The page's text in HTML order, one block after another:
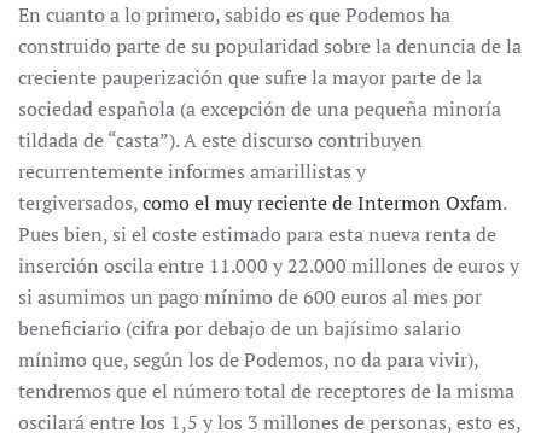
En cuanto a lo primero, sabido es que Podemos ha
construido parte de su popularidad sobre la denuncia de la
creciente pauperización que sufre la mayor parte de la
sociedad española (a excepción de una pequeña minoría
tildada de “casta”). A este discurso contribuyen
recurrentemente informes amarillistas y
tergiversados,como el muy reciente de Intermon Oxfam.
Pues bien, si el coste estimado para esta nueva renta de
inserción oscila entre 11.000 y 22.000 millones de euros y
si asumimos un pago mínimo de 600 euros al mes por
beneficiario (cifra por debajo de un bajísimo salario
mínimo que, según los de Podemos, no da para vivir),
tendremos que el número total de receptores de la misma
oscilará entre los 1,5 y los 3 millones de personas, esto es,